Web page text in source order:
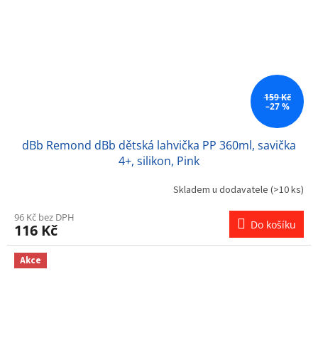
159 Kč
–27 %
dBb Remond dBb dětská lahvička PP 360ml, savička
4+, silikon, Pink
Skladem u dodavatele (>10 ks)
96 Kč bez DPH
116 Kč Do košíku
Akce